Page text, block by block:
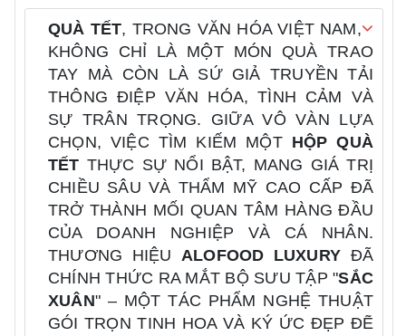
QUÀ TẾT, TRONG VĂN HÓA VIỆT NAM,
KHÔNG CHỈ LÀ MỘT MÓN QUÀ TRAO
TAY MÀ CÒN LÀ SỨ GIẢ TRUYỀN TẢI
THÔNG ĐIỆP VĂN HÓA, TÌNH CẢM VÀ
SỰ TRÂN TRỌNG. GIỮA VÔ VÀN LỰA
CHỌN, VIỆC TÌM KIẾM MỘT HỘP QUÀ
TẾT THỰC SỰ NỔI BẬT, MANG GIÁ TRỊ
CHIỀU SÂU VÀ THẨM MỸ CAO CẤP ĐÃ
TRỞ THÀNH MỐI QUAN TÂM HÀNG ĐẦU
CỦA DOANH NGHIỆP VÀ CÁ NHÂN.
THƯƠNG HIỆUALOFOOD LUXURY ĐÃ
CHÍNH THỨC RA MẮT BỘ SƯU TẬP "SẮC
XUÂN" – MỘT TÁC PHẨM NGHỆ THUẬT
GÓI TRỌN TINH HOA VÀ KÝ ỨC ĐẸP ĐẼ